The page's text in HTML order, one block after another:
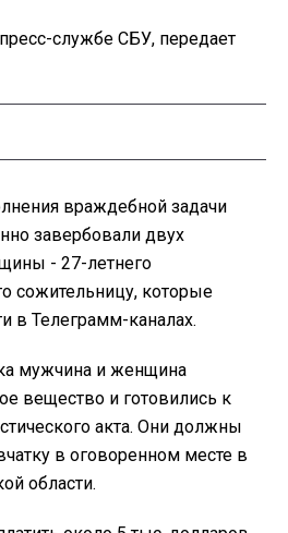
службе СБУ, передает
враждебной задачи
завербовали двух
- 27-летнего
сожительницу, которые
в Телеграмм-каналах.
мужчина и женщина
вещество и готовились к
акта. Они должны
в оговоренном месте в
области.